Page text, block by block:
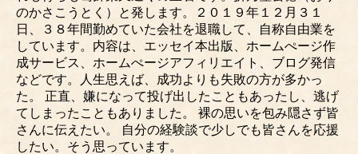
のかさこうとく）と発します。２０１９年１２月３１
日、３８年間勤めていた会社を退職して、自称自由業を
しています。内容は、エッセイ本出版、ホームぺージ作
成サービス、ホームぺージアフィリエイト、ブログ発信
などです。人生思えば、成功よりも失敗の方が多かっ
た。 正直、嫌になって投げ出したこともあったし、逃げ
てしまったこともありました。 裸の思いを包み隠さず皆
さんに伝えたい。 自分の経験談で少しでも皆さんを応援
したい。そう思っています。